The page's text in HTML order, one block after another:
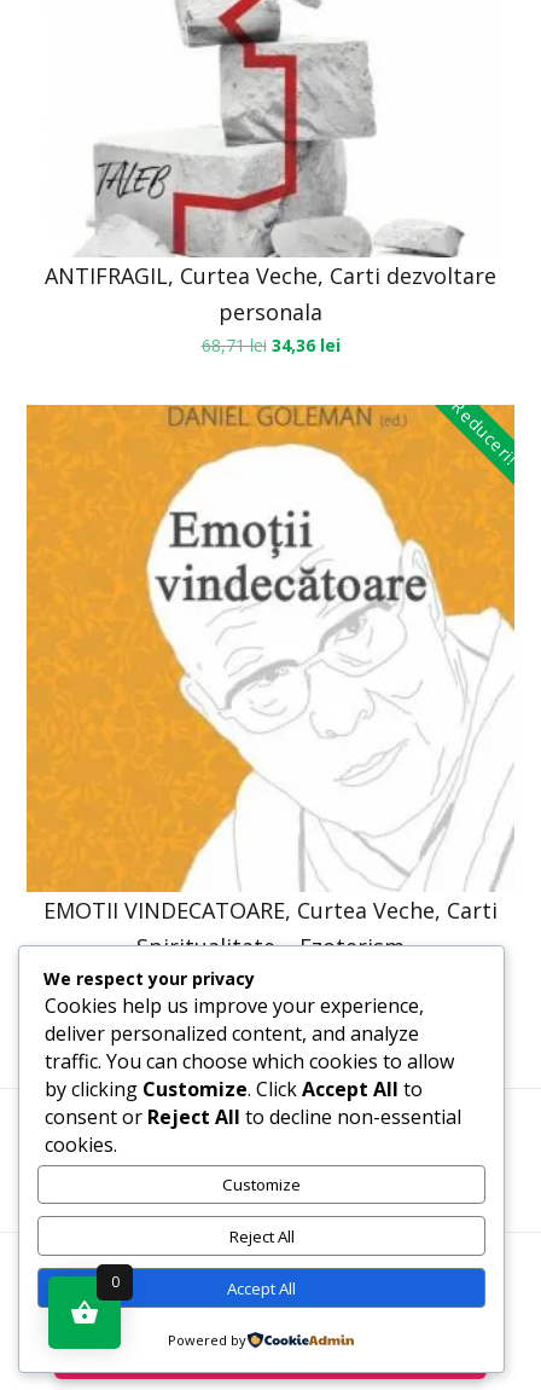
ANTIFRAGIL, Curtea Veche, Carti dezvoltare
personala
68,71lei 34,36 lei
Reduceri!
EMOTII VINDECATOARE, Curtea Veche, Carti
Spiritualitate – Ezoterism
52,86lei
Termeni, Condiții & Protecția Datelor (GDPR)
WWW.RECENZII-CARTI.RO ©2026 TOATE DREPTURILE
REZERVATE
We respect your privacy
Cookies help us improve your experience,
deliver personalized content, and analyze
traffic. You can choose which cookies to allow
by clicking Customize. ClickAccept All to
consent or Reject All to decline non-essential
cookies.
Customize
Reject All
Accept All
Powered by
0
Vezi produsul în magazin